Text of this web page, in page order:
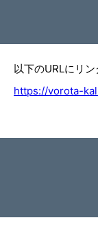
以下のURLにリ
https://vorota-